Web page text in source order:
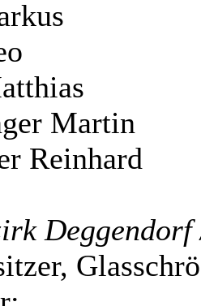
Martin
Reinhard
Deggendorf